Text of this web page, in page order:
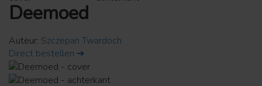
Deemoed
Auteur: Szczepan Twardoch
Direct bestellen ➔